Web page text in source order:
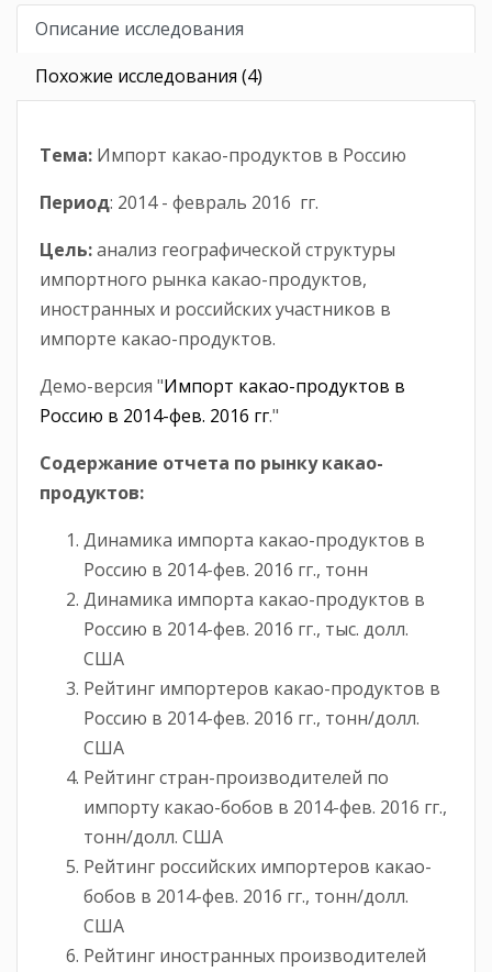
Описание исследования
Похожие исследования (4)
Тема: Импорт какао-продуктов в Россию
Период: 2014 - февраль 2016 гг.
Цель:анализ географической структуры
импортного рынка какао-продуктов,
иностранных и российских участников в
импорте какао-продуктов.
Демо-версия "Импорт какао-продуктов в
Россию в 2014-фев. 2016 гг."
Содержание отчета по рынку какао-
продуктов:
Динамика импорта какао-продуктов в
Россию в 2014-фев. 2016 гг., тонн
Динамика импорта какао-продуктов в
Россию в 2014-фев. 2016 гг., тыс. долл.
США
Рейтинг импортеров какао-продуктов в
Россию в 2014-фев. 2016 гг., тонн/долл.
США
Рейтинг стран-производителей по
импорту какао-бобов в 2014-фев. 2016 гг.,
тонн/долл. США
Рейтинг российских импортеров какао-
бобов в 2014-фев. 2016 гг., тонн/долл.
США
Рейтинг иностранных производителей